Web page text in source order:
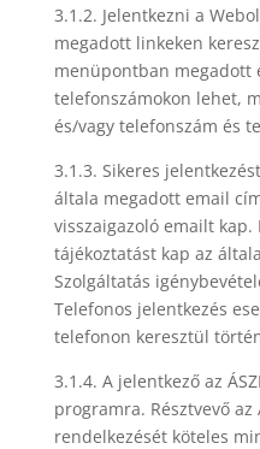
3.1.2. Jelentkezni a
megadott linkeken
menüpontban megadott
telefonszámokon lehet,
és/vagy telefonszám és
3.1.3. Sikeres
általa megadott email
visszaigazoló emailt
tájékoztatást kap az
Szolgáltatás
Telefonos jelentkezés
telefonon keresztül
3.1.4. A jelentkező az
programra. Résztvevő az
rendelkezését köteles